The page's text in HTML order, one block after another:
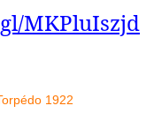
MKPluIszjd